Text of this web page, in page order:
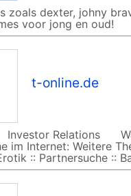
zoals dexter, johny
voor jong en oud!
t-online.de
Investor Relations
im Internet: Weitere
:: Partnersuche ::